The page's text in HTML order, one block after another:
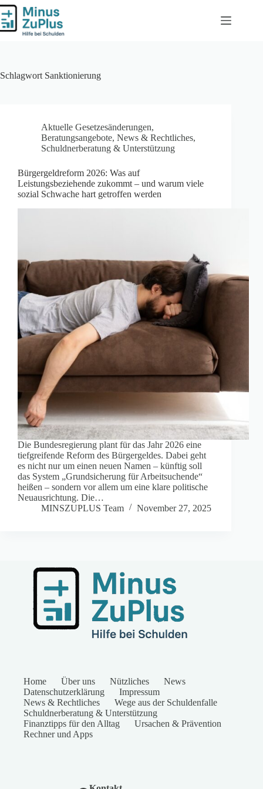
Zum
Inhalt
springen
Schlagwort Sanktionierung
Aktuelle Gesetzesänderungen,
Beratungsangebote, News & Rechtliches,
Schuldnerberatung & Unterstützung
Bürgergeldreform 2026: Was auf
Leistungsbeziehende zukommt – und warum viele
sozial Schwache hart getroffen werden
Die Bundesregierung plant für das Jahr 2026 eine
tiefgreifende Reform des Bürgergeldes. Dabei geht
es nicht nur um einen neuen Namen – künftig soll
das System „Grundsicherung für Arbeitsuchende“
heißen – sondern vor allem um eine klare politische
Neuausrichtung. Die…
MINSZUPLUS Team
November 27, 2025
Home Über uns Nützliches
News
Datenschutzerklärung
Impressum
News & Rechtliches
Wege aus der Schuldenfalle
Schuldnerberatung & Unterstützung
Finanztipps für den Alltag
Ursachen & Prävention
Rechner und Apps